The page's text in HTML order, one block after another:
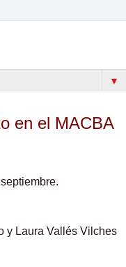
▼
en el MACBA
y Laura Vallés Vilches